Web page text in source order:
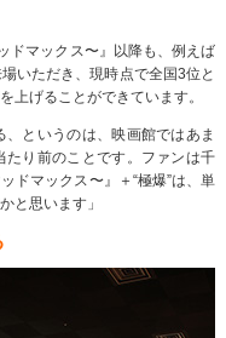
ドマックス〜』以降も、例えば
いただき、現時点で全国3位と
上げることができています。
というのは、映画館ではあま
たり前のことです。ファンは千
ドマックス〜』＋“極爆”は、単
と思います」